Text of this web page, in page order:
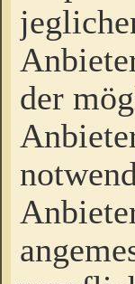
der